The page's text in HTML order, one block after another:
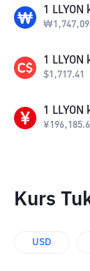
1 LLYON
₩
1 LLYON
$1,717.41
1 LLYON
¥
Kurs
USD